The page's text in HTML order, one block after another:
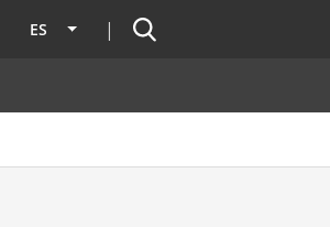
ES Lista adicional de acciones
Buscador